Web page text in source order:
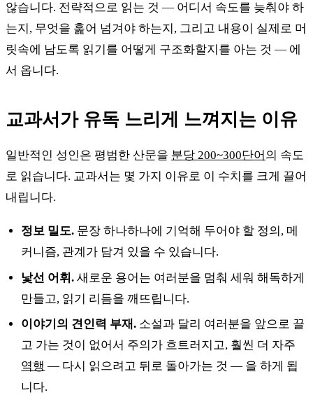
않습니다. 전략적으로 읽는 것 — 어디서 속도를 늦춰야 하
는지, 무엇을 훑어 넘겨야 하는지, 그리고 내용이 실제로 머
릿속에 남도록 읽기를 어떻게 구조화할지를 아는 것 — 에
서 옵니다.
교과서가 유독 느리게 느껴지는 이유
일반적인 성인은 평범한 산문을 분당 200~300단어 의 속도
로 읽습니다. 교과서는 몇 가지 이유로 이 수치를 크게 끌어
내립니다.
정보 밀도. 문장 하나하나에 기억해 두어야 할 정의, 메
커니즘, 관계가 담겨 있을 수 있습니다.
낯선 어휘. 새로운 용어는 여러분을 멈춰 세워 해독하게
만들고, 읽기 리듬을 깨뜨립니다.
이야기의 견인력 부재. 소설과 달리 여러분을 앞으로 끌
고 가는 것이 없어서 주의가 흐트러지고, 훨씬 더 자주
역행 — 다시 읽으려고 뒤로 돌아가는 것 — 을 하게 됩
니다.